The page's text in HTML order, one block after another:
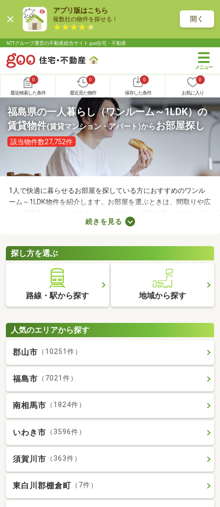
アプリ版はこちら
複数社の物件を探せる！ 開く
NTTグループ運営の不動産総合サイト goo住宅・不動産
0
最近検索した条件
0
最近見た物件
0
保存した条件
0
お気に入り
福島県の一人暮らし（ワンルーム～1LDK）の
賃貸物件(賃貸マンション・アパート)からお部屋探し
該当物件数27,752件
1人で快適に暮らせるお部屋を探している方におすすめのワンル
ーム～1LDK物件を紹介します。お部屋を選ぶときは、間取りや広
さ、設備をチェックすることがおすすめ。女性の方はモニター付
きインターホンやオートロックの有無も見ておきましょう。セキ
れば、自分だけのくつろぎの空間を手に入れられますよ。
続きを見る
探し方を選ぶ
路線・駅から探す 地域から探す
人気のエリアから探す
郡山市 （10251件）
福島市 （7021件）
南相馬市 （1824件）
いわき市 （3596件）
須賀川市 （363件）
東白川郡棚倉町 （7件）